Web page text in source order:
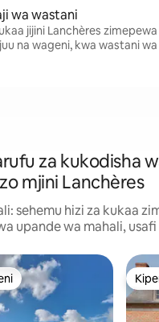
wa wastani
jijini Lanchères zimepewa
na wageni, kwa wastani wa
za kukodisha
mjini Lanchères
sehemu hizi za kukaa
upande wa mahali, usafi